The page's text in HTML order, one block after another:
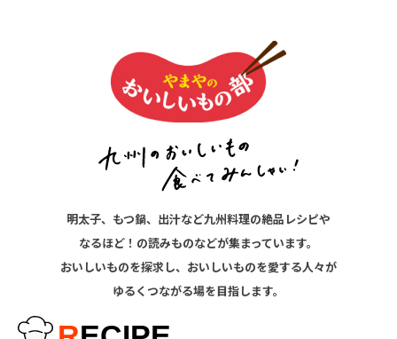
明太子、もつ鍋、出汁など九州料理の絶品レシピや
なるほど！の読みものなどが集まっています。
おいしいものを探求し、おいしいものを愛する人々が
ゆるくつながる場を目指します。